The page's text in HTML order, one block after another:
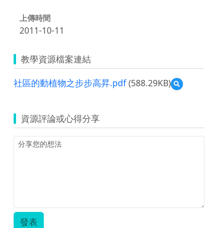
上傳時間
2011-10-11
教學資源檔案連結
社區的動植物之步步高昇.pdf(588.29KB)
預
覽
動
植
資源評論或心得分享
發表